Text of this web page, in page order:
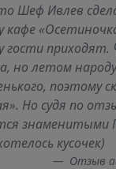
Шеф Ивлев
кафе
гости приходят.
но летом
поэтому
Но судя по
знаменитыми
кусочек)
Отзыв